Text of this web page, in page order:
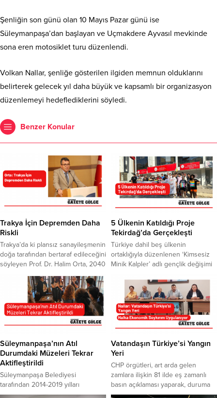
Şenliğin son günü olan 10 Mayıs Pazar günü ise
Süleymanpaşa’dan başlayan ve Uçmakdere Ayvasıl mevkinde
sona eren motosiklet turu düzenlendi.
Volkan Nallar, şenliğe gösterilen ilgiden memnun olduklarını
belirterek gelecek yıl daha büyük ve kapsamlı bir organizasyon
düzenlemeyi hedeflediklerini söyledi.
Benzer Konular
Trakya İçin Depremden Daha
Riskli
Trakya’da ki plansız sanayileşmenin
doğa tarafından bertaraf edileceğini
söyleyen Prof. Dr. Halim Orta, 2040
başlayacağına dikkat çekti.
Kuraklığın depremden daha riskli
olduğunu vurgulayan Orta, su
kaynaklarının tükenme noktasına
geldiğini belirterek, TESKİ’ye de
ulufe dağıtma meselesini ortadan
kaldırıp, günü kurtaralım derken
geleceği kaybedebiliriz”...
5 Ülkenin Katıldığı Proje
Tekirdağ’da Gerçekleşti
Türkiye dahil beş ülkenin
ortaklığıyla düzenlenen ‘Kimsesiz
Minik Kalpler’ adlı gençlik değişimi
‘Kimsesiz Çocuklar İçin Umudu
Yeşerten Proje: Erasmus Plus
Gençlik Değişimi‘ kapsamında
geldikleri Tekirdağ’da çeşitli
etkinliklere katıldı. Gençler,
uzakta, kimsesiz çocukların
duygularını anlamaya çalıştı. 22-28
Ağustos tarihleri arasında Letonya,
İspanya, Portekiz, Macaristan ve
Türkiye’nin ortaklığıyla Tekirdağ’da
gerçekleştirilen “Kimsesiz...
Süleymanpaşa’nın Atıl
Durumdaki Müzeleri Tekrar
Aktifleştirildi
Süleymanpaşa Belediyesi
tarafından 2014-2019 yılları
arasında şehrin kültür envanterine
Vatandaşın Türkiye’si Yangın
Yeri
CHP örgütleri, art arda gelen
zamlara ilişkin 81 ilde eş zamanlı
basın açıklaması yaparak, duruma
tepki gösterdi. CHP Tekirdağ İl